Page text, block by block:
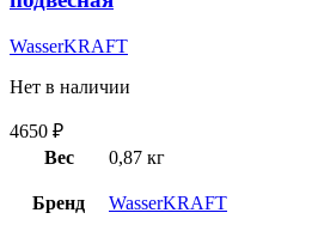
WasserKRAFT
Нет в наличии
4650 ₽
Вес
0,87 кг
Бренд WasserKRAFT